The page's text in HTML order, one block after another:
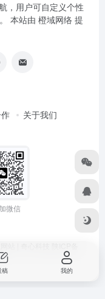
，用户可自定义个性
本站由 橙域网络 提
关于我们
微信
稿 我的